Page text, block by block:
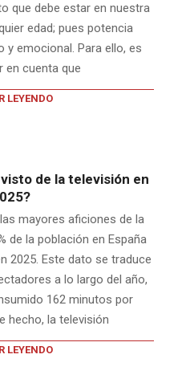
que debe estar en nuestra
edad; pues potencia
emocional. Para ello, es
en cuenta que
LEYENDO
de la televisión en
mayores aficiones de la
de la población en España
2025. Este dato se traduce
a lo largo del año,
162 minutos por
hecho, la televisión
LEYENDO